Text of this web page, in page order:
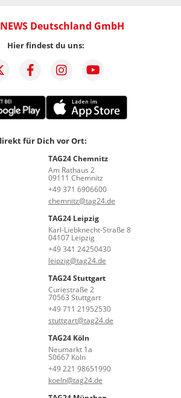
Deutschland GmbH
Hier findest du uns:
für Dich vor Ort:
TAG24 Chemnitz
Am Rathaus 2
09111 Chemnitz
+49 371 6906600
chemnitz@tag24.de
TAG24 Leipzig
Karl-Liebknecht-Straße 8
04107 Leipzig
+49 341 24250430
leipzig@tag24.de
TAG24 Stuttgart
Curiestraße 2
70563 Stuttgart
+49 711 21952530
stuttgart@tag24.de
TAG24 Köln
Neumarkt 1a
50667 Köln
+49 221 98651990
koeln@tag24.de